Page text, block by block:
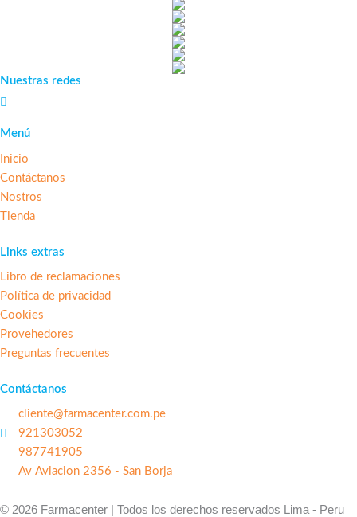
Nuestras redes
Menú
Inicio
Contáctanos
Nostros
Tienda
Links extras
Libro de reclamaciones
Política de privacidad
Cookies
Provehedores
Preguntas frecuentes
Contáctanos
cliente@farmacenter.com.pe
921303052
987741905
Av Aviacion 2356 - San Borja
© 2026 Farmacenter | Todos los derechos reservados Lima - Peru